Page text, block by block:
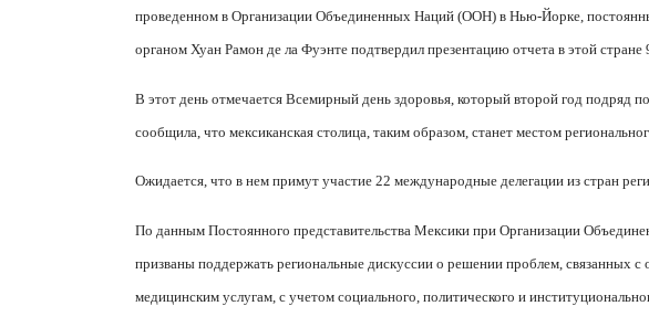
проведенном в Организации Объединенных Наций (ООН) в Нью-Йорке,
органом Хуан Рамон де ла Фуэнте подтвердил презентацию отчета в этой стране
В этот день отмечается Всемирный день здоровья, который второй год подряд
сообщила, что мексиканская столица, таким образом, станет местом
Ожидается, что в нем примут участие 22 международные делегации из стран
По данным Постоянного представительства Мексики при Организации
призваны поддержать региональные дискуссии о решении проблем, связанных с
медицинским услугам, с учетом социального, политического и